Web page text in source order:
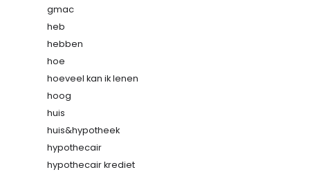
gmac
heb
hebben
hoe
hoeveel kan ik lenen
hoog
huis
huis&hypotheek
hypothecair
hypothecair krediet